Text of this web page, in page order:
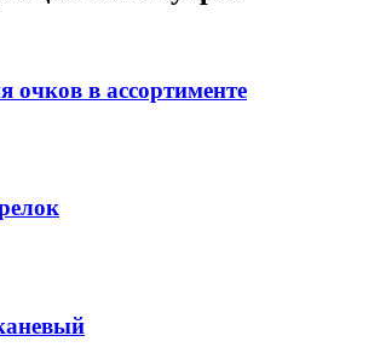
очков в ассортименте